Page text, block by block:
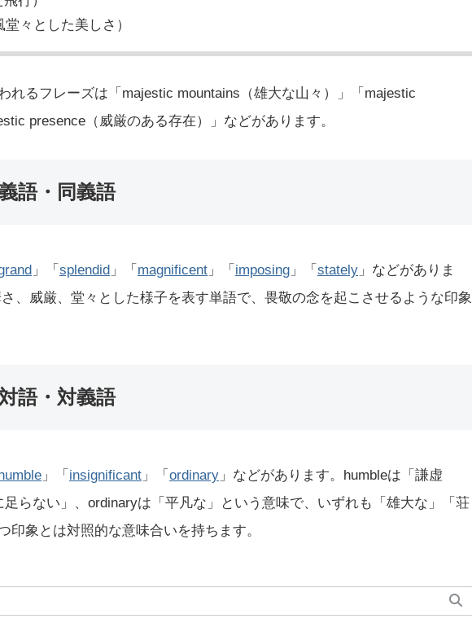
堂々とした美しさ）
れるフレーズは「majestic mountains（雄大な山々）」「majestic
presence（威厳のある存在）」などがあります。
語・同義語
」「 splendid 」「 magnificent 」「 imposing 」「 stately 」などがありま
、威厳、堂々とした様子を表す単語で、畏敬の念を起こさせるような印象
語・対義語
」「 insignificant 」「 ordinary 」などがあります。humbleは「謙虚
らない」、ordinaryは「平凡な」という意味で、いずれも「雄大な」「荘
印象とは対照的な意味合いを持ちます。